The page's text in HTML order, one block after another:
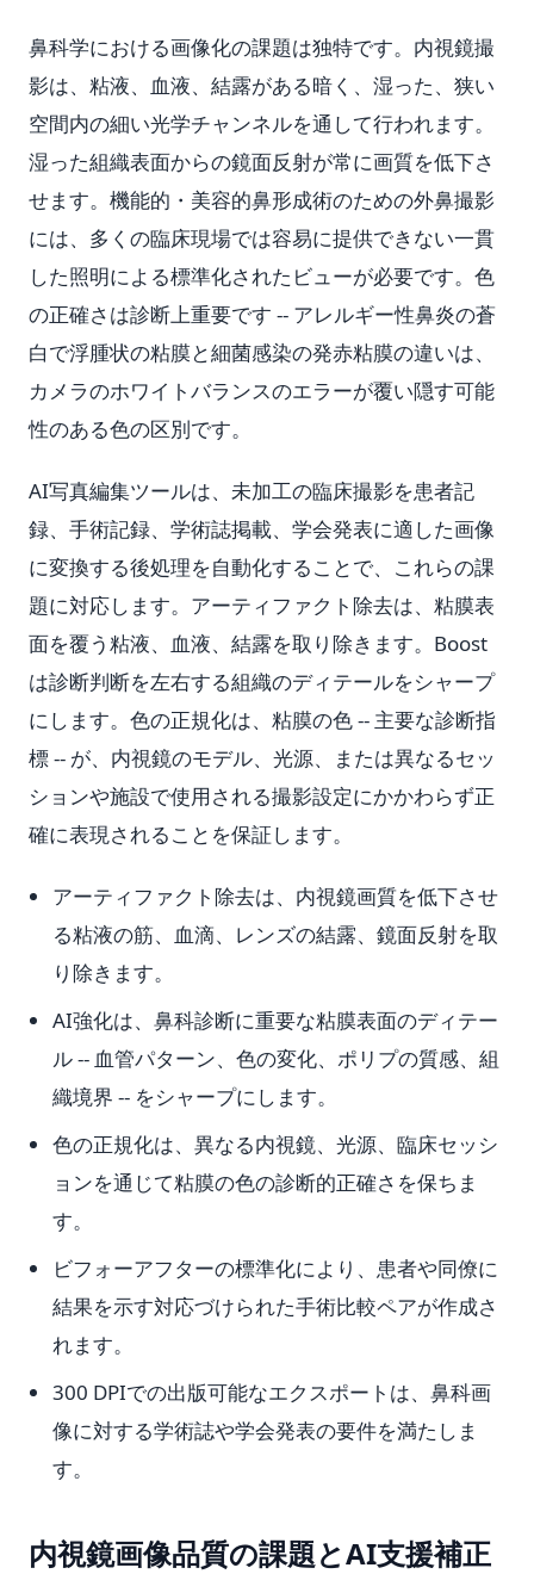
鼻科学における画像化の課題は独特です。内視鏡撮
影は、粘液、血液、結露がある暗く、湿った、狭い
空間内の細い光学チャンネルを通して行われます。
湿った組織表面からの鏡面反射が常に画質を低下さ
せます。機能的・美容的鼻形成術のための外鼻撮影
には、多くの臨床現場では容易に提供できない一貫
した照明による標準化されたビューが必要です。色
の正確さは診断上重要です -- アレルギー性鼻炎の蒼
白で浮腫状の粘膜と細菌感染の発赤粘膜の違いは、
カメラのホワイトバランスのエラーが覆い隠す可能
性のある色の区別です。
AI写真編集ツールは、未加工の臨床撮影を患者記
録、手術記録、学術誌掲載、学会発表に適した画像
に変換する後処理を自動化することで、これらの課
題に対応します。アーティファクト除去は、粘膜表
面を覆う粘液、血液、結露を取り除きます。Boost
は診断判断を左右する組織のディテールをシャープ
にします。色の正規化は、粘膜の色 -- 主要な診断指
標 -- が、内視鏡のモデル、光源、または異なるセッ
ションや施設で使用される撮影設定にかかわらず正
確に表現されることを保証します。
アーティファクト除去は、内視鏡画質を低下させ
る粘液の筋、血滴、レンズの結露、鏡面反射を取
り除きます。
AI強化は、鼻科診断に重要な粘膜表面のディテー
ル -- 血管パターン、色の変化、ポリプの質感、組
織境界 -- をシャープにします。
色の正規化は、異なる内視鏡、光源、臨床セッシ
ョンを通じて粘膜の色の診断的正確さを保ちま
す。
ビフォーアフターの標準化により、患者や同僚に
結果を示す対応づけられた手術比較ペアが作成さ
れます。
300 DPIでの出版可能なエクスポートは、鼻科画
像に対する学術誌や学会発表の要件を満たしま
す。
内視鏡画像品質の課題とAI支援補正